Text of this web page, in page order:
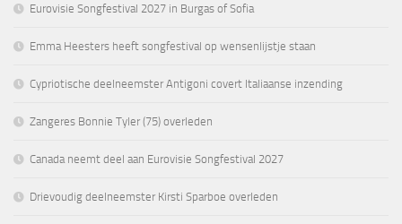
Eurovisie Songfestival 2027 in Burgas of Sofia
Emma Heesters heeft songfestival op wensenlijstje staan
Cypriotische deelneemster Antigoni covert Italiaanse inzending
Zangeres Bonnie Tyler (75) overleden
Canada neemt deel aan Eurovisie Songfestival 2027
Drievoudig deelneemster Kirsti Sparboe overleden